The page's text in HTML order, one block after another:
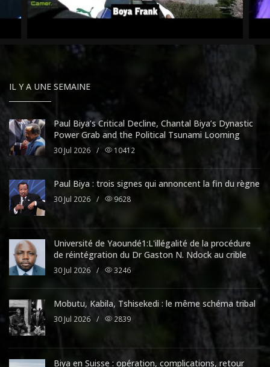
IL Y A UNE SEMAINE
Paul Biya’s Critical Decline, Chantal Biya’s Dynastic
Power Grab and the Political Tsunami Looming
30 Jul 2026 / 10412
Paul Biya : trois signes qui annoncent la fin du règne
30 Jul 2026 / 9628
Université de Yaoundé1:L'illégalité de la procédure
de réintégration du Dr Gaston N. Ndock au crible
30 Jul 2026 / 3246
Mobutu, Kabila, Tshisekedi : le même schéma tribal
30 Jul 2026 / 2839
Biya en Suisse : opération, complications, retour